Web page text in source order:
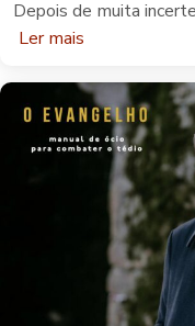
Depois de muita
Ler mais